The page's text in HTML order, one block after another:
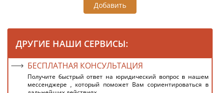
Добавить
ДРУГИЕ НАШИ СЕРВИСЫ:
БЕСПЛАТНАЯ КОНСУЛЬТАЦИЯ
Получите быстрый ответ на юридический вопрос в нашем
мессенджере , который поможет Вам сориентироваться в